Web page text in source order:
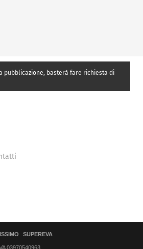
pubblicazione, basterà fare richiesta di
SUPEREVA
03970540963